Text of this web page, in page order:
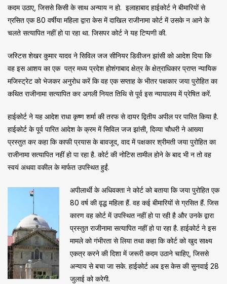
कदम उठाए, जिससे किसी के साथ अन्याय न हो. इलाहाबाद हाईकोर्ट ने बीमारियों से
ग्रसित एक 80 वर्षीया महिला द्वारा केस में दाखिल राजीनामा कोर्ट में उसके न आने के
चलते सत्यापित नहीं हो पा रहा था. जिसपर कोर्ट ने यह टिप्पणी की.
जस्टिस शेखर कुमार यादव ने सिविल जज सीनियर डिवीजन झांसी को आदेश दिया कि
वह इस आशय का एक पत्र मध्य प्रदेश होशंगाबाद क्षेत्र के क्षेत्राधिकार प्राप्त न्यायिक
मजिस्ट्रेट को भेजकर अनुरोध करें कि वह एक सप्ताह के भीतर पक्षकार जया पुरोहित का
कथित राजीनामा सत्यापित कर अगली नियत तिथि से पूर्व इस न्यायालय में प्रेषित करें.
हाईकोर्ट ने यह आदेश राधा कृष्ण शर्मा की तरफ से दायर द्वितीय अपील पर पारित किया है.
हाईकोर्ट के पूर्व पारित आदेश के क्रम में सिविल जज झांसी, दिव्या चौधरी ने आख्या
प्रस्तुत कर कहा कि काफी प्रयास के बावजूद, वाद में पक्षकार श्रीमती जया पुरोहित का
राजीनामा सत्यापित नहीं हो पा रहा है. कोर्ट की नोटिस तामील होने के बाद भी न तो वह
स्वयं अथवा वकील के मार्फत उपस्थित हुईं.
अपीलार्थी के अधिवक्ता ने कोर्ट को बताया कि जया पुरोहित एक
80 वर्ष की वृद्ध महिला हैं. वह कई बीमारियों से ग्रसित हैं. जिस
कारण वह कोर्ट में उपस्थित नहीं हो पा रही है और उनके द्वारा
प्रस्तुत राजीनामा सत्यापित नहीं हो पा रहा है. हाईकोर्ट ने इस
मामले को गंभीरता से लिया तथा कहा कि कोर्ट को खुद साक्ष्य
एकत्र करने की दिशा में जरूरी कदम उठाने चाहिए, जिससे
अन्याय से बचा जा सके. हाईकोर्ट अब इस केस की सुनवाई 28
जुलाई को करेगी.